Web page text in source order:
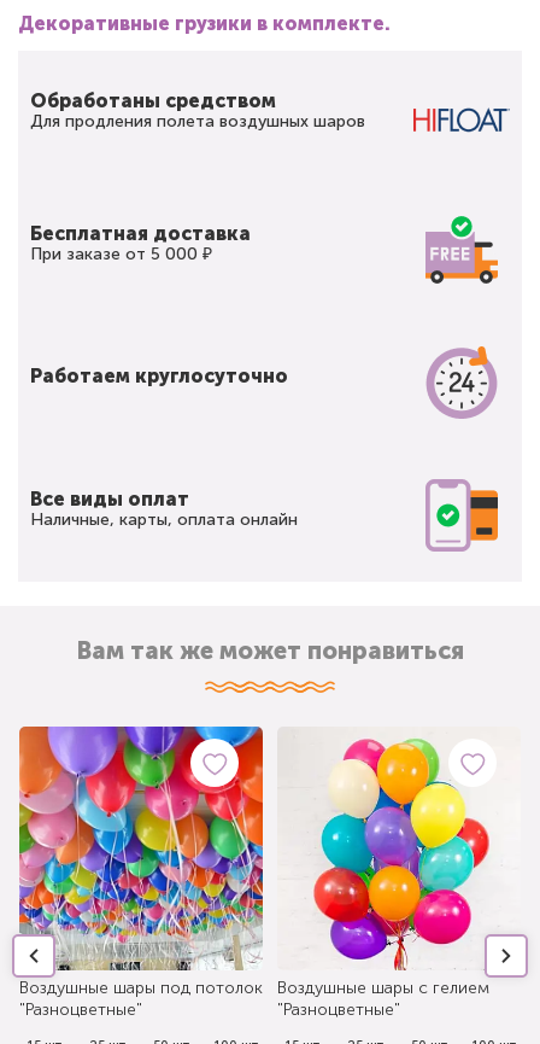
Декоративные грузики в комплекте.
Обработаны средством
Для продления полета воздушных шаров
Бесплатная доставка
При заказе от 5 000 ₽
Работаем круглосуточно
Все виды оплат
Наличные, карты, оплата онлайн
Вам так же может понравиться
Воздушные шары под потолок
"Разноцветные"
Воздушные шары с гелием
"Разноцветные"